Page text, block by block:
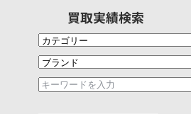
買取実績検索